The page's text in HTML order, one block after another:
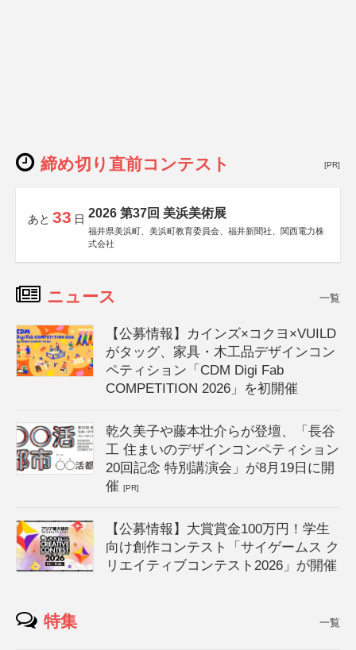
締め切り直前コンテスト [PR]
あと 33 日 2026 第37回 美浜美術展
福井県美浜町、美浜町教育委員会、福井新聞社、関西電力株
式会社
ニュース 一覧
【公募情報】カインズ×コクヨ×VUILD
がタッグ、家具・木工品デザインコン
ペティション「CDM Digi Fab
COMPETITION 2026」を初開催
乾久美子や藤本壮介らが登壇、「長谷
工 住まいのデザインコンペティション
20回記念 特別講演会」が8月19日に開
催[PR]
【公募情報】大賞賞金100万円！学生
向け創作コンテスト「サイゲームス ク
リエイティブコンテスト2026」が開催
特集 一覧